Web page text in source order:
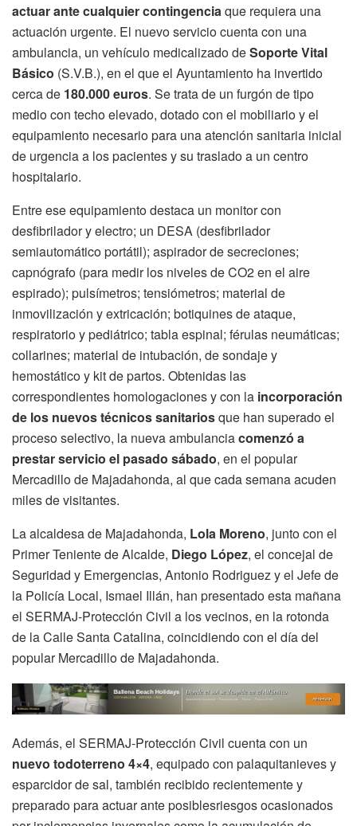
actuar ante cualquier contingenciaque requiera una
actuación urgente. El nuevo servicio cuenta con una
ambulancia, un vehículo medicalizado deSoporte Vital
Básico (S.V.B.), en el que el Ayuntamiento ha invertido
cerca de 180.000 euros. Se trata de un furgón de tipo
medio con techo elevado, dotado con el mobiliario y el
equipamiento necesario para una atención sanitaria inicial
de urgencia a los pacientes y su traslado a un centro
hospitalario.
Entre ese equipamiento destaca un monitor con
desfibrilador y electro; un DESA (desfibrilador
semiautomático portátil); aspirador de secreciones;
capnógrafo (para medir los niveles de CO2 en el aire
espirado); pulsímetros; tensiómetros; material de
inmovilización y extricación; botiquines de ataque,
respiratorio y pediátrico; tabla espinal; férulas neumáticas;
collarines; material de intubación, de sondaje y
hemostático y kit de partos. Obtenidas las
correspondientes homologaciones y con la incorporación
de los nuevos técnicos sanitariosque han superado el
proceso selectivo, la nueva ambulanciacomenzó a
prestar servicio el pasado sábado, en el popular
Mercadillo de Majadahonda, al que cada semana acuden
miles de visitantes.
La alcaldesa de Majadahonda, Lola Moreno, junto con el
Primer Teniente de Alcalde, Diego López, el concejal de
Seguridad y Emergencias, Antonio Rodriguez y el Jefe de
la Policía Local, Ismael Illán, han presentado esta mañana
el SERMAJ-Protección Civil a los vecinos, en la rotonda
de la Calle Santa Catalina, coincidiendo con el día del
popular Mercadillo de Majadahonda.
Además, el SERMAJ-Protección Civil cuenta con un
nuevo todoterreno 4×4, equipado con palaquitanieves y
esparcidor de sal, también recibido recientemente y
preparado para actuar ante posiblesriesgos ocasionados